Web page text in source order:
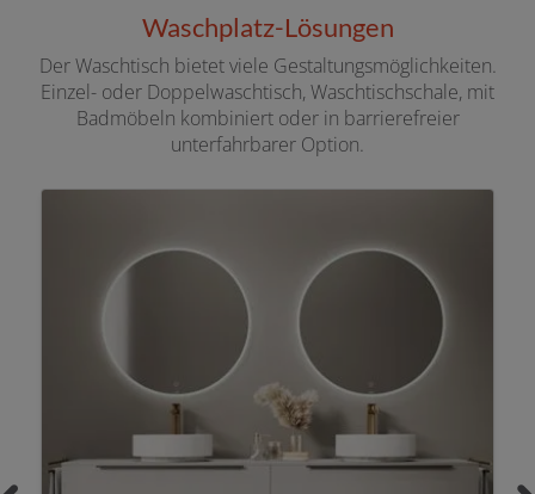
Waschplatz-Lösungen
Der Waschtisch bietet viele Gestaltungsmöglichkeiten.
Einzel- oder Doppelwaschtisch, Waschtischschale, mit
Badmöbeln kombiniert oder in barrierefreier
unterfahrbarer Option.